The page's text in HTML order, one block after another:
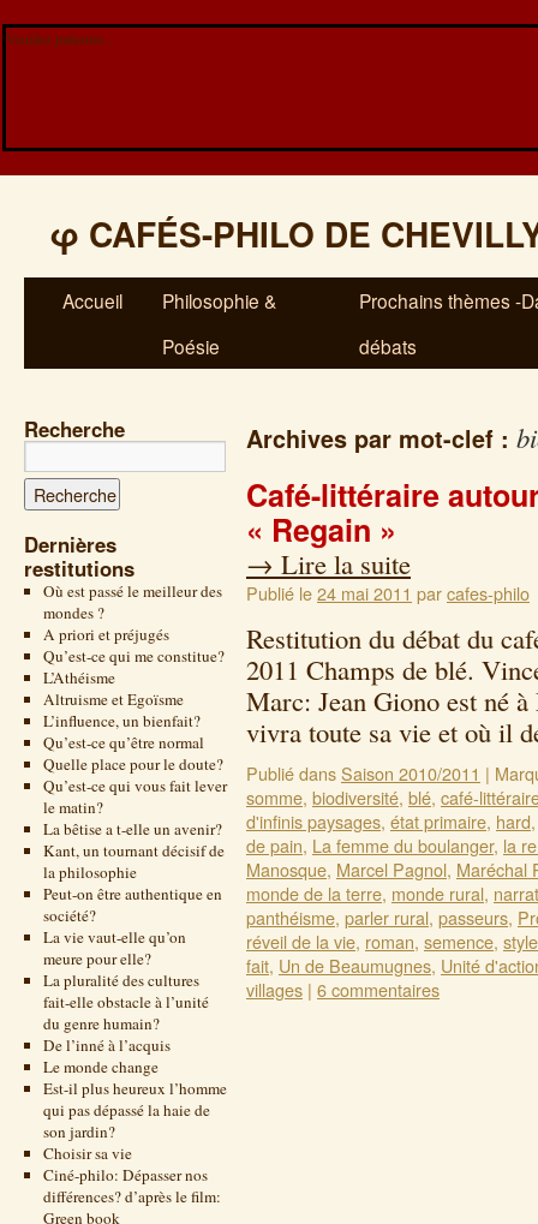
Veuillez patienter...
φ CAFÉS-PHILO DE
Accueil
Philosophie &
Poésie
Prochains thèmes -
débats
Recherche
Dernières
restitutions
Où est passé le meilleur des
mondes ?
A priori et préjugés
Qu’est-ce qui me constitue?
L’Athéisme
Altruisme et Egoïsme
L’influence, un bienfait?
Qu’est-ce qu’être normal
Quelle place pour le doute?
Qu’est-ce qui vous fait lever
le matin?
La bêtise a t-elle un avenir?
Kant, un tournant décisif de
la philosophie
Peut-on être authentique en
société?
La vie vaut-elle qu’on
meure pour elle?
La pluralité des cultures
fait-elle obstacle à l’unité
du genre humain?
De l’inné à l’acquis
Le monde change
Est-il plus heureux l’homme
qui pas dépassé la haie de
son jardin?
Choisir sa vie
Ciné-philo: Dépasser nos
différences? d’après le film:
Green book
Archives par mot-clef :
Café-littéraire
« Regain »
→ Lire la suite
Publié le24 mai 2011 parcafes-philo
Restitution du débat du
2011 Champs de blé.
Marc: Jean Giono est né
vivra toute sa vie et où il
Publié dansSaison 2010/2011 |
somme, biodiversité, blé, café-
d'infinis paysages, état primaire, hard
de pain, La femme du boulanger, la
Manosque, Marcel Pagnol, Maréchal
monde de la terre, monde rural,
panthéisme, parler rural, passeurs,
réveil de la vie, roman, semence, style
fait, Un de Beaumugnes, Unité
villages | 6 commentaires